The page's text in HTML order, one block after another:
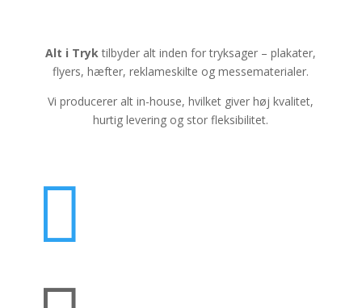
Alt i Tryktilbyder alt inden for tryksager – plakater,
flyers, hæfter, reklameskilte og messematerialer.
Vi producerer alt in-house, hvilket giver høj kvalitet,
hurtig levering og stor fleksibilitet.
